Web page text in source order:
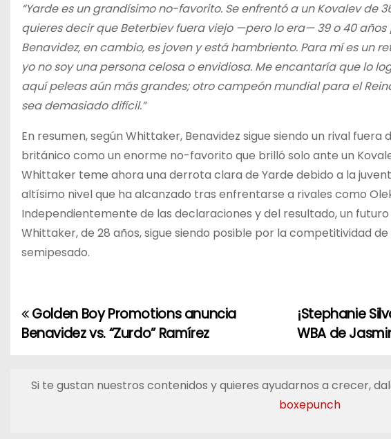
“Yarde es un grandísimo no-favorito. Se enfrentó a un Kovalev de
quieres decir que Beterbiev fuera viejo —pero lo era— 39 o 40
Benavidez, en cambio, es joven y está hambriento. Para mí es un
yo no soy una persona celosa o envidiosa. Me encantaría que lo
aquí peleas aún más grandes; otro campeón mundial para el
sea demasiado difícil.”
En resumen, según Whittaker, Benavidez sigue siendo un rival fuera
británico como un enorme no-favorito que brilló solo ante un
Whittaker teme ahora una derrota clara de Yarde debido a la
altísimo nivel que ha alcanzado tras enfrentarse a rivales como
Independientemente de las declaraciones y del resultado, un
Whittaker, de 28 años, sigue siendo posible por la competitividad
semipesado.
N
v
¡Stephanie
WBA de
Golden Boy Promotions anuncia
Benavidez vs. “Zurdo” Ramírez
Si te gustan nuestros contenidos y quieres ayudarnos a crecer,
boxepunch